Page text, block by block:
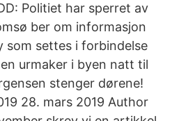
Politiet har sperret av
ber om informasjon
som settes i forbindelse
urmaker i byen natt til
stenger dørene!
28. mars 2019 Author